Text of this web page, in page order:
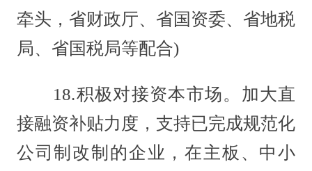
牵头，省财政厅、省国资委、省地税
局、省国税局等配合)
18.积极对接资本市场。加大直
接融资补贴力度，支持已完成规范化
公司制改制的企业，在主板、中小